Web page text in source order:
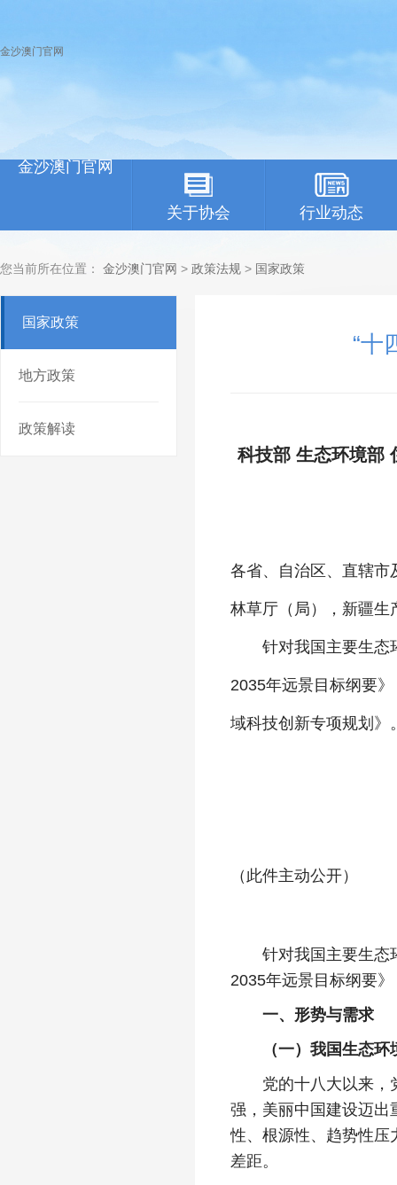
金沙澳门官网
金沙澳门官网
关于协会 行业动态
您当前所在位置： 金沙澳门官网 > 政策法规 > 国家政策
国家政策
地方政策
政策解读
“十
科技部 生态环境部
各省、自治区、直辖市
林草厅（局），新疆生
针对我国主要生态环
2035年远景目标纲要
域科技创新专项规
（此件主动公开）
针对我国主要生态环
2035年远景目标纲要
一、形势与需求
（一）我国生态
党的十八大以来，党
强，美丽中国建设迈出
性、根源性、趋势性压
差距。